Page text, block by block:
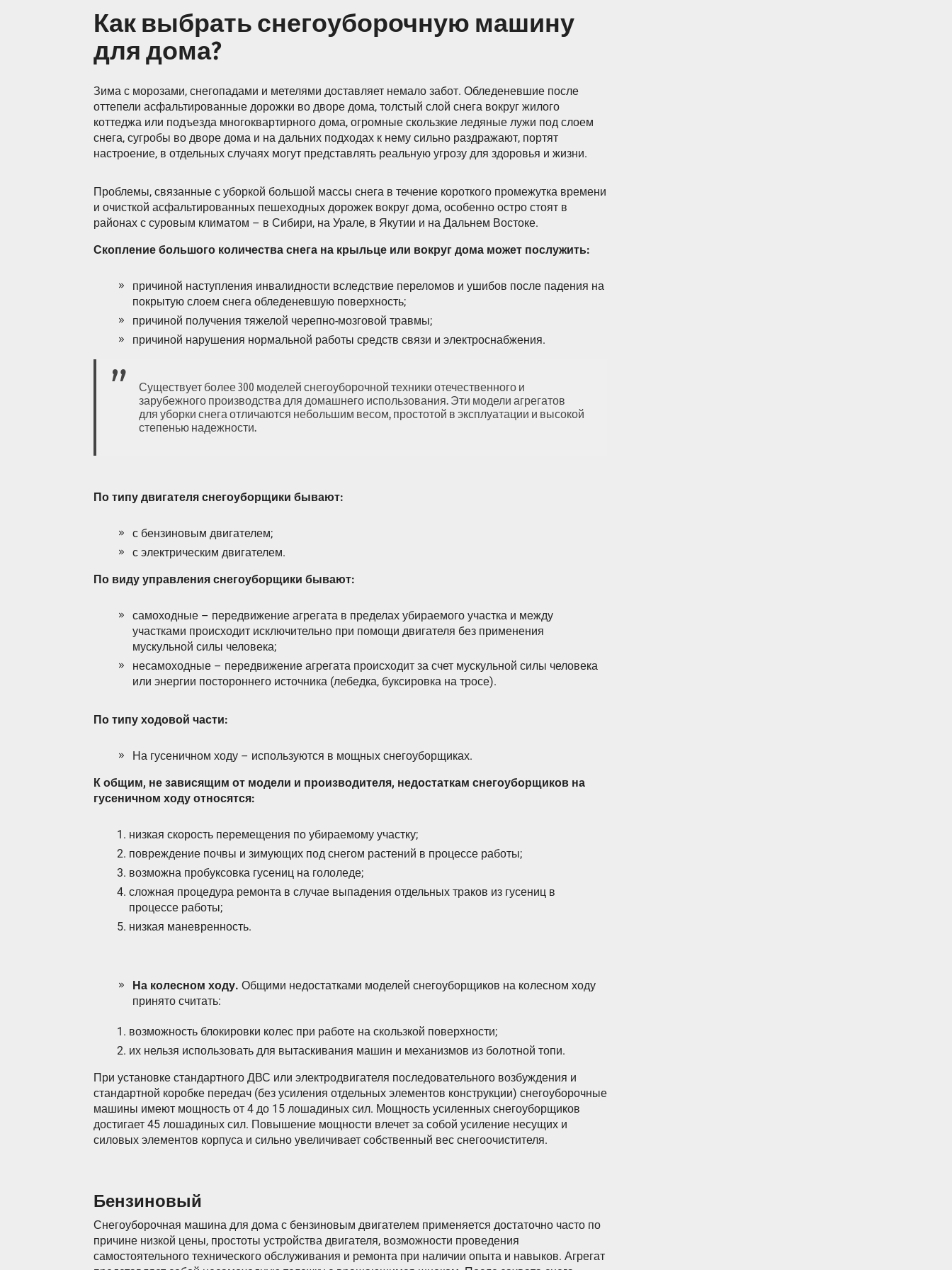
Как выбрать снегоуборочную машину
для дома?
Зима с морозами, снегопадами и метелями доставляет немало забот. Обледеневшие после
оттепели асфальтированные дорожки во дворе дома, толстый слой снега вокруг жилого
коттеджа или подъезда многоквартирного дома, огромные скользкие ледяные лужи под слоем
снега, сугробы во дворе дома и на дальних подходах к нему сильно раздражают, портят
настроение, в отдельных случаях могут представлять реальную угрозу для здоровья и жизни.
Проблемы, связанные с уборкой большой массы снега в течение короткого промежутка времени
и очисткой асфальтированных пешеходных дорожек вокруг дома, особенно остро стоят в
районах с суровым климатом – в Сибири, на Урале, в Якутии и на Дальнем Востоке.
Скопление большого количества снега на крыльце или вокруг дома может послужить:
причиной наступления инвалидности вследствие переломов и ушибов после падения на
покрытую слоем снега обледеневшую поверхность;
причиной получения тяжелой черепно-мозговой травмы;
причиной нарушения нормальной работы средств связи и электроснабжения.
Существует более 300 моделей снегоуборочной техники отечественного и
зарубежного производства для домашнего использования. Эти модели агрегатов
для уборки снега отличаются небольшим весом, простотой в эксплуатации и высокой
степенью надежности.
По типу двигателя снегоуборщики бывают:
с бензиновым двигателем;
с электрическим двигателем.
По виду управления снегоуборщики бывают:
самоходные – передвижение агрегата в пределах убираемого участка и между
участками происходит исключительно при помощи двигателя без применения
мускульной силы человека;
несамоходные – передвижение агрегата происходит за счет мускульной силы человека
или энергии постороннего источника (лебедка, буксировка на тросе).
По типу ходовой части:
На гусеничном ходу – используются в мощных снегоуборщиках.
К общим, не зависящим от модели и производителя, недостаткам снегоуборщиков на
гусеничном ходу относятся:
низкая скорость перемещения по убираемому участку;
повреждение почвы и зимующих под снегом растений в процессе работы;
возможна пробуксовка гусениц на гололеде;
сложная процедура ремонта в случае выпадения отдельных траков из гусениц в
процессе работы;
низкая маневренность.
На колесном ходу. Общими недостатками моделей снегоуборщиков на колесном ходу
принято считать:
возможность блокировки колес при работе на скользкой поверхности;
их нельзя использовать для вытаскивания машин и механизмов из болотной топи.
При установке стандартного ДВС или электродвигателя последовательного возбуждения и
стандартной коробке передач (без усиления отдельных элементов конструкции) снегоуборочные
машины имеют мощность от 4 до 15 лошадиных сил. Мощность усиленных снегоуборщиков
достигает 45 лошадиных сил. Повышение мощности влечет за собой усиление несущих и
силовых элементов корпуса и сильно увеличивает собственный вес снегоочистителя.
Бензиновый
Снегоуборочная машина для дома с бензиновым двигателем применяется достаточно часто по
причине низкой цены, простоты устройства двигателя, возможности проведения
самостоятельного технического обслуживания и ремонта при наличии опыта и навыков. Агрегат